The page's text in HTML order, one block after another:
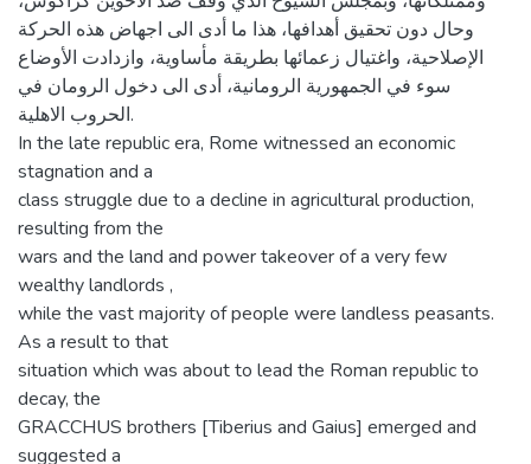
وحال دون تحقيق أهدافها، هذا ما أدى الى اجهاض هذه الحركة
الإصلاحية، واغتيال زعمائها بطريقة مأساوية، وازدادت الأوضاع
سوء في الجمهورية الرومانية، أدى الى دخول الرومان في
الحروب الاهلية.
In the late republic era, Rome witnessed an economic
stagnation and a
class struggle due to a decline in agricultural production,
resulting from the
wars and the land and power takeover of a very few
wealthy landlords ,
while the vast majority of people were landless peasants.
As a result to that
situation which was about to lead the Roman republic to
decay, the
GRACCHUS brothers [Tiberius and Gaius] emerged and
suggested a